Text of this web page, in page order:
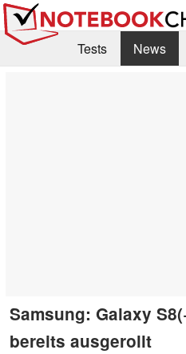
Tests News
Samsung: Galaxy
bereits ausgerollt